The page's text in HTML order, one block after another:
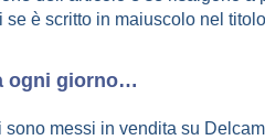
è scritto in maiuscolo nel
ogni giorno…
messi in vendita su